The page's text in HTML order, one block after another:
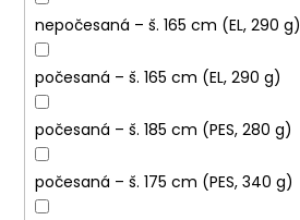
nepočesaná – š. 165 cm (EL, 290 g)
počesaná – š. 165 cm (EL, 290 g)
počesaná – š. 185 cm (PES, 280 g)
počesaná – š. 175 cm (PES, 340 g)